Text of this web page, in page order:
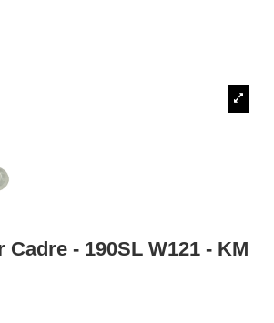
Cadre - 190SL W121 - KM